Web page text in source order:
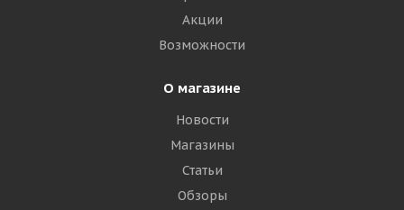
Акции
Возможности
О магазине
Новости
Магазины
Статьи
Обзоры